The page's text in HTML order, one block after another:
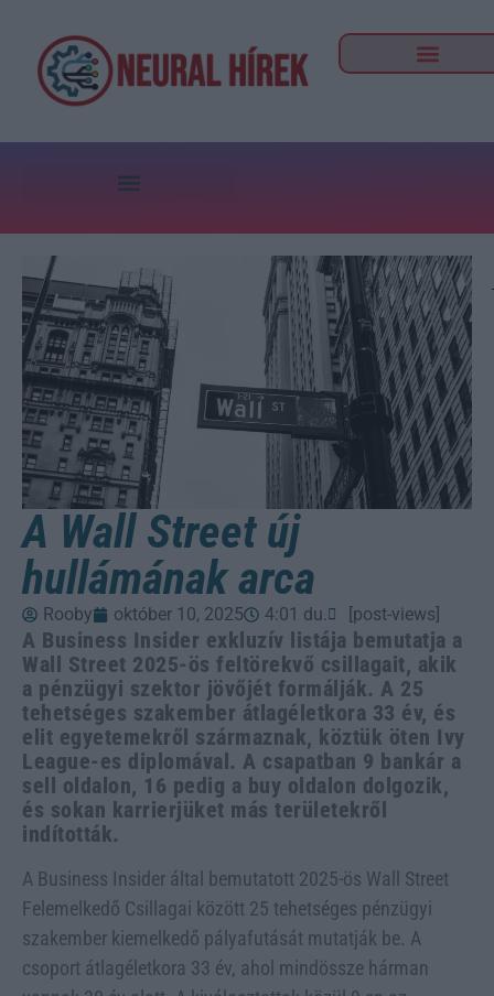
A Wall Street új
hullámának arca
Rooby október 10, 2025 4:01 du. [post-views]
A Business Insider exkluzív listája bemutatja a
Wall Street 2025-ös feltörekvő csillagait, akik
a pénzügyi szektor jövőjét formálják. A 25
tehetséges szakember átlagéletkora 33 év, és
elit egyetemekről származnak, köztük öten Ivy
League-es diplomával. A csapatban 9 bankár a
sell oldalon, 16 pedig a buy oldalon dolgozik,
és sokan karrierjüket más területekről
indították.
A Business Insider által bemutatott 2025-ös Wall Street
Felemelkedő Csillagai között 25 tehetséges pénzügyi
szakember kiemelkedő pályafutását mutatják be. A
csoport átlagéletkora 33 év, ahol mindössze hárman